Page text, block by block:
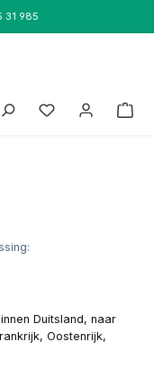
31 985
Duitsland, naar
Oostenrijk,